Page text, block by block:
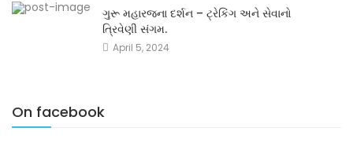
ગુરૂ મહારજના દર્શન – ટ્રેકિંગ અને સેવાનો
ત્રિવેણી સંગમ.
April 5, 2024
On facebook